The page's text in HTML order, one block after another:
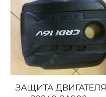
ЗАЩИТА ДВИГАТЕЛЯ